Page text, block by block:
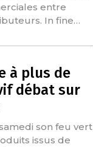
entre
In fine…
à plus de
débat sur
son feu vert
issus de